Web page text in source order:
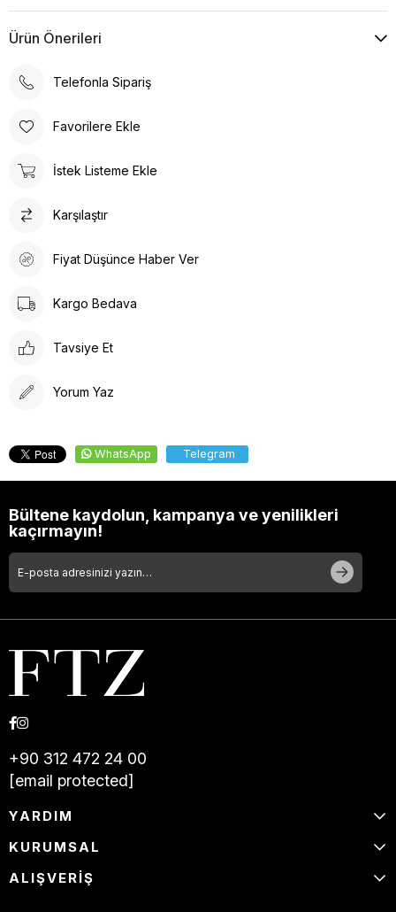
Kullanınız
Düşük Isıda Ütüleme Yapınız
Ürün Önerileri
Telefonla Sipariş
Favorilere Ekle
İstek Listeme Ekle
Karşılaştır
Fiyat Düşünce Haber Ver
Kargo Bedava
Tavsiye Et
Yorum Yaz
WhatsApp Telegram
Bültene kaydolun, kampanya ve yenilikleri
kaçırmayın!
+90 312 472 24 00
[email protected]
YARDIM
KURUMSAL
ALIŞVERİŞ